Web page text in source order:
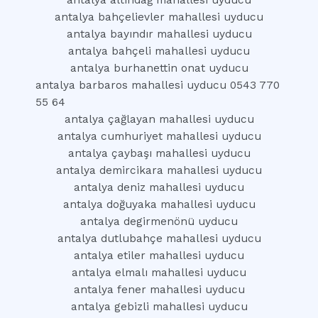
antalya bahçelievler mahallesi uyducu
antalya bayındır mahallesi uyducu
antalya bahçeli mahallesi uyducu
antalya burhanettin onat uyducu
antalya barbaros mahallesi uyducu 0543 770
55 64
antalya çağlayan mahallesi uyducu
antalya cumhuriyet mahallesi uyducu
antalya çaybaşı mahallesi uyducu
antalya demircikara mahallesi uyducu
antalya deniz mahallesi uyducu
antalya doğuyaka mahallesi uyducu
antalya degirmenönü uyducu
antalya dutlubahçe mahallesi uyducu
antalya etiler mahallesi uyducu
antalya elmalı mahallesi uyducu
antalya fener mahallesi uyducu
antalya gebizli mahallesi uyducu